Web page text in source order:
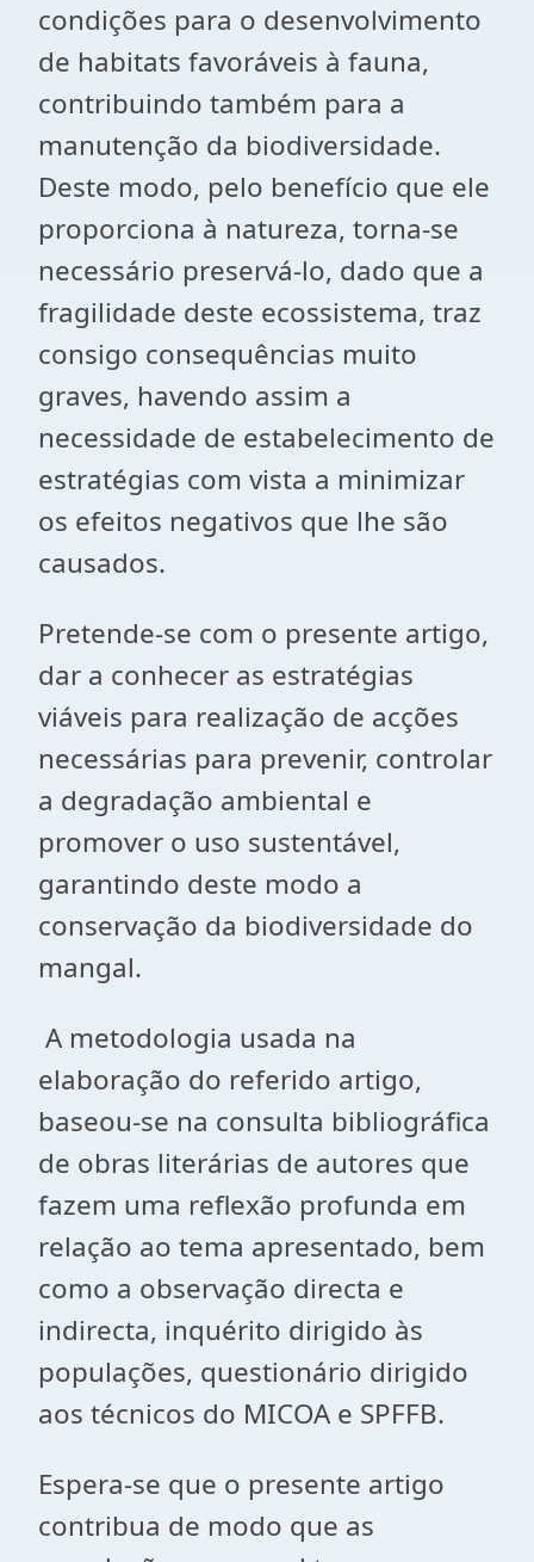
condições para o desenvolvimento
de habitats favoráveis à fauna,
contribuindo também para a
manutenção da biodiversidade.
Deste modo, pelo benefício que ele
proporciona à natureza, torna-se
necessário preservá-lo, dado que a
fragilidade deste ecossistema, traz
consigo consequências muito
graves, havendo assim a
necessidade de estabelecimento de
estratégias com vista a minimizar
os efeitos negativos que lhe são
causados.
Pretende-se com o presente artigo,
dar a conhecer as estratégias
viáveis para realização de acções
necessárias para prevenir, controlar
a degradação ambiental e
promover o uso sustentável,
garantindo deste modo a
conservação da biodiversidade do
mangal.
A metodologia usada na
elaboração do referido artigo,
baseou-se na consulta bibliográfica
de obras literárias de autores que
fazem uma reflexão profunda em
relação ao tema apresentado, bem
como a observação directa e
indirecta, inquérito dirigido às
populações, questionário dirigido
aos técnicos do MICOA e SPFFB.
Espera-se que o presente artigo
contribua de modo que as